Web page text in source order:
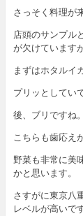
さっそく料理が
店頭のサンプル
が欠けています
まずはホタルイ
プリッとしてい
後、ブリですね。
こちらも歯応え
野菜も非常に美
かと思います。
さすがに東京八
レベルが高いです